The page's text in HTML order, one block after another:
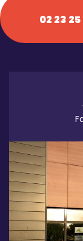
02 23 25